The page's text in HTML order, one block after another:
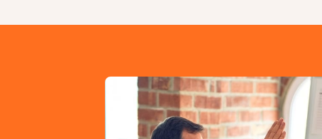
Contactațiun
sfaturiprivind